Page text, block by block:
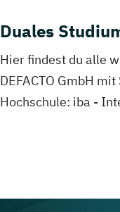
Duales
Hier findest du alle
DEFACTO GmbH
Hochschule: iba -